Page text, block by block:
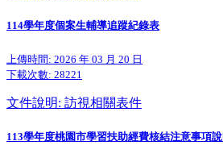
114學年度個案生輔導追蹤紀錄表
上傳時間: 2026 年 03 月 20 日
下載次數: 28221
文件說明: 訪視相關表件
113學年度桃園市學習扶助經費核結注意事項